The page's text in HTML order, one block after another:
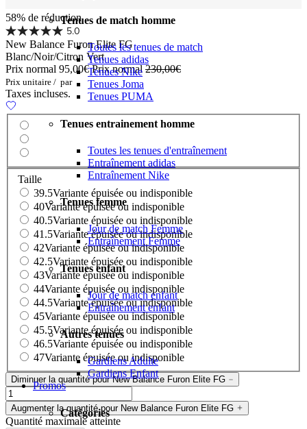
Tenues de match homme
Toutes les tenues de match
Tenues adidas
Tenues Nike
Tenues Joma
Tenues PUMA
Tenues entrainement homme
Toutes les tenues d'entraînement
Entraînement adidas
Entraînement Nike
Tenues femme
Jour de match Femme
Entraînement Femme
Tenues enfant
Jour de match enfant
Entraînement enfant
Autres tenues
Gardiens Adulte
Gardiens Enfant
Promos
Catégories
58% de réduction
5.0
New Balance Furon Elite FG
Blanc/Noir/Citron Vert
Prix normal 95,00€Prix normal 230,00€
Prix unitaire / par
Taxes incluses.
Taille
39.5Variante épuisée ou indisponible
40Variante épuisée ou indisponible
40.5Variante épuisée ou indisponible
41.5Variante épuisée ou indisponible
42Variante épuisée ou indisponible
42.5Variante épuisée ou indisponible
43Variante épuisée ou indisponible
44Variante épuisée ou indisponible
44.5Variante épuisée ou indisponible
45Variante épuisée ou indisponible
45.5Variante épuisée ou indisponible
46.5Variante épuisée ou indisponible
47Variante épuisée ou indisponible
Diminuer la quantité pour New Balance Furon Elite FG
Augmenter la quantité pour New Balance Furon Elite FG
Quantité maximale atteinte